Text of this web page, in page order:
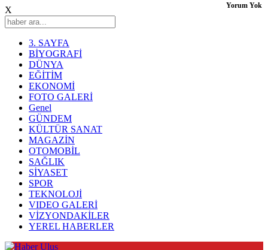
X
3. SAYFA
BİYOGRAFİ
DÜNYA
EĞİTİM
EKONOMİ
FOTO GALERİ
Genel
GÜNDEM
KÜLTÜR SANAT
MAGAZİN
OTOMOBİL
SAĞLIK
SİYASET
SPOR
TEKNOLOJİ
VIDEO GALERİ
VİZYONDAKİLER
YEREL HABERLER
Yorum Yok